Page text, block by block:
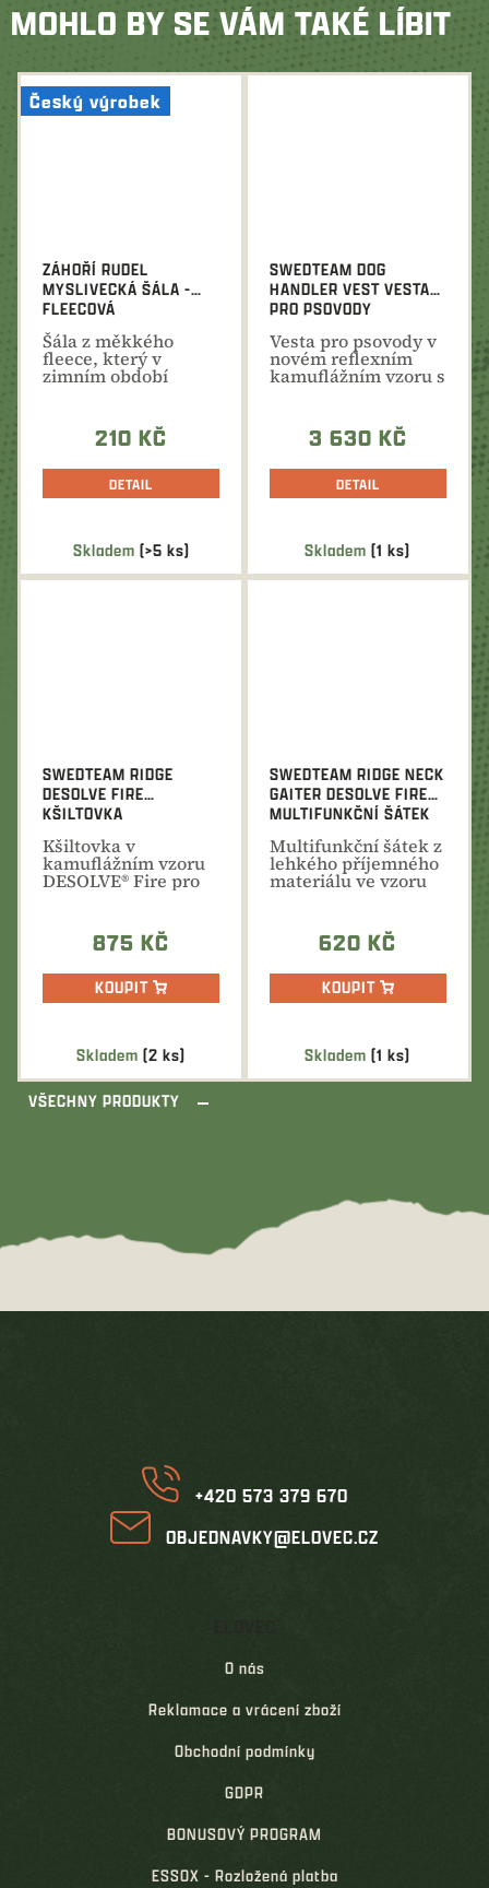
MOHLO BY SE VÁM TAKÉ LÍBIT
Český výrobek
Skladem (>5 ks)
ZÁHOŘÍ RUDEL
MYSLIVECKÁ ŠÁLA -
FLEECOVÁ
​Šála z měkkého
fleece, který v
zimním období
210 KČ
DETAIL
Skladem(1 ks)
SWEDTEAM DOG
HANDLER VEST VESTA
PRO PSOVODY
Vesta pro psovody v
novém reflexním
kamuflážním vzoru s
3 630 KČ
DETAIL
Skladem(2 ks)
SWEDTEAM RIDGE
DESOLVE FIRE
KŠILTOVKA
Kšiltovka v
kamuflážním vzoru
DESOLVE® Fire pro
875 KČ
KOUPIT
Skladem(1 ks)
SWEDTEAM RIDGE NECK
GAITER DESOLVE FIRE
MULTIFUNKČNÍ ŠÁTEK
Multifunkční šátek z
lehkého příjemného
materiálu ve vzoru
620 KČ
KOUPIT
VŠECHNY PRODUKTY
+420 573 379 670
OBJEDNAVKY@ELOVEC.CZ
O nás
Reklamace a vrácení zboží
Obchodní podmínky
GDPR
BONUSOVÝ PROGRAM
ESSOX - Rozložená platba